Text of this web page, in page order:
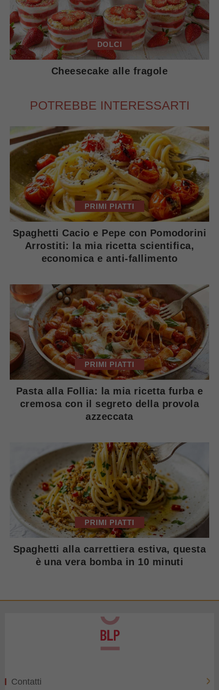
DOLCI
Cheesecake alle fragole
POTREBBE INTERESSARTI
PRIMI PIATTI
Spaghetti Cacio e Pepe con Pomodorini
Arrostiti: la mia ricetta scientifica,
economica e anti-fallimento
PRIMI PIATTI
Pasta alla Follia: la mia ricetta furba e
cremosa con il segreto della provola
azzeccata
PRIMI PIATTI
Spaghetti alla carrettiera estiva, questa
è una vera bomba in 10 minuti
Contatti